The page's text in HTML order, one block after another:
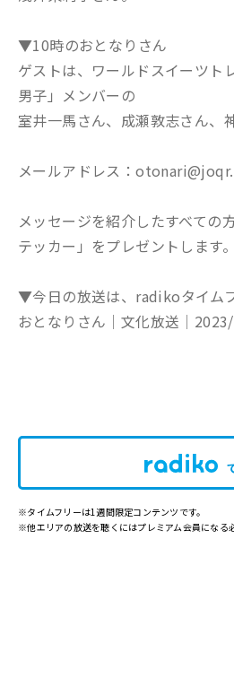
▼10時のおとなりさん
ゲストは、ワールドスイーツト
男子」メンバーの
室井一馬さん、成瀬敦志さん、
メールアドレス：
メッセージを紹介したすべての
テッカー」をプレゼントします。
▼今日の放送は、radikoタイム
おとなりさん│文化放送
※タイムフリーは1週間限定コンテンツです。
※他エリアの放送を聴くにはプレミアム会員になる